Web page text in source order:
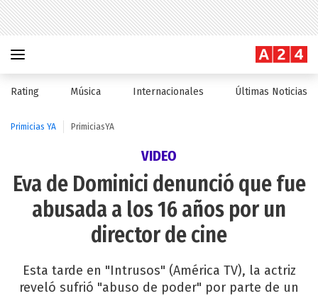
Rating Música Internacionales Últimas Noticias
Primicias YA PrimiciasYA
VIDEO
Eva de Dominici denunció que fue
abusada a los 16 años por un
director de cine
Esta tarde en "Intrusos" (América TV), la actriz
reveló sufrió "abuso de poder" por parte de un